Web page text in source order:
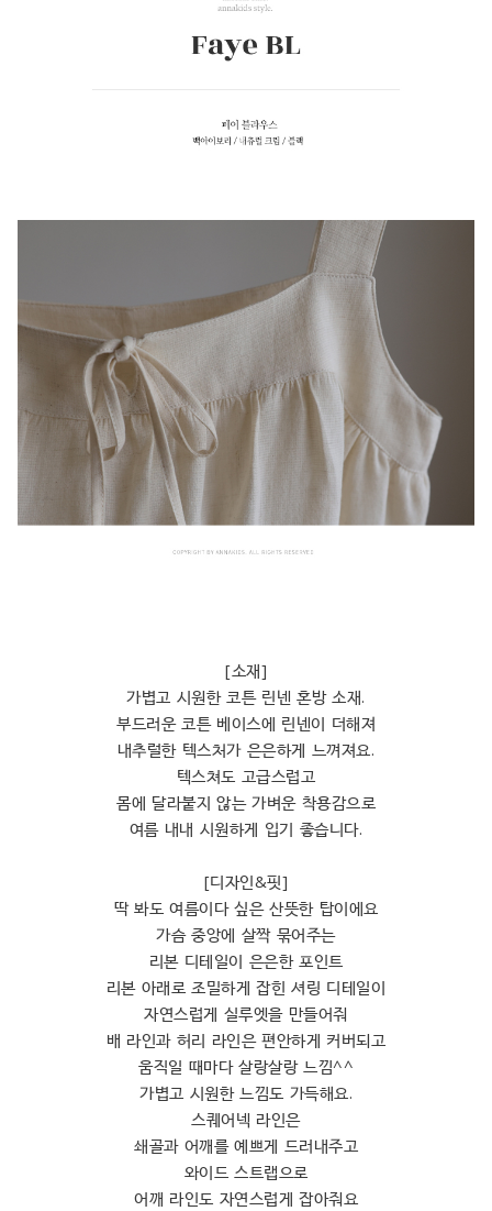
[소재]
가볍고 시원한 코튼 린넨 혼방 소재.
부드러운 코튼 베이스에 린넨이 더해져
내추럴한 텍스처가 은은하게 느껴져요.
텍스쳐도 고급스럽고
몸에 달라붙지 않는 가벼운 착용감으로
여름 내내 시원하게 입기 좋습니다.
[디자인&핏]
딱 봐도 여름이다 싶은 산뜻한 탑이에요
가슴 중앙에 살짝 묶어주는
리본 디테일이 은은한 포인트
리본 아래로 조밀하게 잡힌 셔링 디테일이
자연스럽게 실루엣을 만들어줘
배 라인과 허리 라인은 편안하게 커버되고
움직일 때마다 살랑살랑 느낌^^
가볍고 시원한 느낌도 가득해요.
스퀘어넥 라인은
쇄골과 어깨를 예쁘게 드러내주고
와이드 스트랩으로
어깨 라인도 자연스럽게 잡아줘요